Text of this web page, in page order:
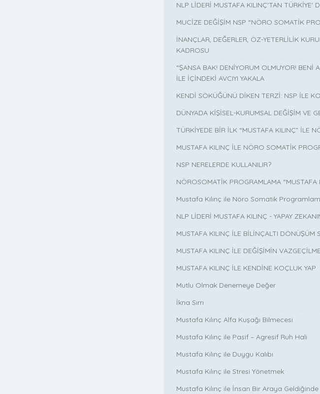
NLP LİDERİ MUSTAFA KILINÇ'TAN TÜRKİYE'
MUCİZE DEĞİŞİM NSP “NÖRO SOMATİK
İNANÇLAR, DEĞERLER, ÖZ-YETERLİLİK
KADROSU
“ŞANSA BAK! DENİYORUM OLMUYOR! BENİ
İLE İÇİNDEKİ AVCIYI YAKALA
KENDİ SÖKÜĞÜNÜ DİKEN TERZİ: NSP İLE
DÜNYADA KİŞİSEL-KURUMSAL DEĞİŞİM VE
TÜRKİYEDE BİR İLK “MUSTAFA KILINÇ” İLE
MUSTAFA KILINÇ İLE NÖRO SOMATİK
NSP NERELERDE KULLANILIR?
NÖROSOMATİK PROGRAMLAMA “MUSTAFA
Mustafa Kılınç ile Nöro Somatik
NLP LİDERİ MUSTAFA KILINÇ - YAPAY
MUSTAFA KILINÇ İLE BİLİNÇALTI DÖNÜŞÜM
MUSTAFA KILINÇ İLE DEĞİŞİMİN
MUSTAFA KILINÇ İLE KENDİNE KOÇLUK YAP
Mutlu Olmak Denemeye Değer
İkna Sırrı
Mustafa Kılınç Alfa Kuşağı Bilmecesi
Mustafa Kılınç ile Pasif – Agresif Ruh Hali
Mustafa Kılınç ile Duygu Kalıbı
Mustafa Kılınç ile Stresi Yönetmek
Mustafa Kılınç ile İnsan Bir Araya Geldiğinde